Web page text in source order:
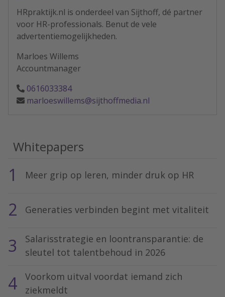
HRpraktijk.nl is onderdeel van Sijthoff, dé partner
voor HR-professionals. Benut de vele
advertentiemogelijkheden.
Marloes Willems
Accountmanager
0616033384
marloeswillems@sijthoffmedia.nl
Whitepapers
1 Meer grip op leren, minder druk op HR
2 Generaties verbinden begint met vitaliteit
3
Salarisstrategie en loontransparantie: de
sleutel tot talentbehoud in 2026
4
Voorkom uitval voordat iemand zich
ziekmeldt